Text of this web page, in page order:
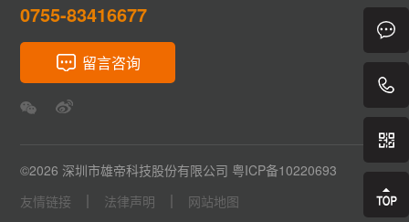
0755-83416677
留言咨询
©2026 深圳市雄帝科技股份有限公司 粤ICP备10220693
友情链接
法律声明 网站地图